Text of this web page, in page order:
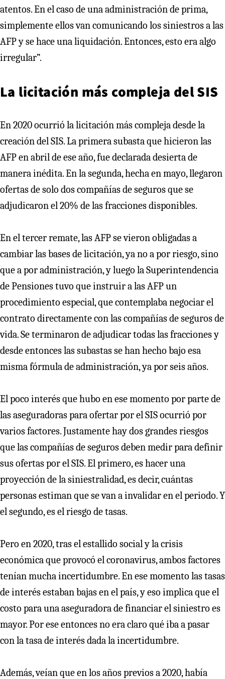
atentos. En el caso de una administración de prima,
simplemente ellos van comunicando los siniestros a las
AFP y se hace una liquidación. Entonces, esto era algo
irregular”.
La licitación más compleja del SIS
En 2020 ocurrió la licitación más compleja desde la
creación del SIS. La primera subasta que hicieron las
AFP en abril de ese año, fue declarada desierta de
manera inédita. En la segunda, hecha en mayo, llegaron
ofertas de solo dos compañías de seguros que se
adjudicaron el 20% de las fracciones disponibles.
En el tercer remate, las AFP se vieron obligadas a
cambiar las bases de licitación, ya no a por riesgo, sino
que a por administración, y luego la Superintendencia
de Pensiones tuvo que instruir a las AFP un
procedimiento especial, que contemplaba negociar el
contrato directamente con las compañías de seguros de
vida. Se terminaron de adjudicar todas las fracciones y
desde entonces las subastas se han hecho bajo esa
misma fórmula de administración, ya por seis años.
El poco interés que hubo en ese momento por parte de
las aseguradoras para ofertar por el SIS ocurrió por
varios factores. Justamente hay dos grandes riesgos
que las compañías de seguros deben medir para definir
sus ofertas por el SIS. El primero, es hacer una
proyección de la siniestralidad, es decir, cuántas
personas estiman que se van a invalidar en el periodo. Y
el segundo, es el riesgo de tasas.
Pero en 2020, tras el estallido social y la crisis
económica que provocó el coronavirus, ambos factores
tenían mucha incertidumbre. En ese momento las tasas
de interés estaban bajas en el país, y eso implica que el
costo para una aseguradora de financiar el siniestro es
mayor. Por ese entonces no era claro qué iba a pasar
con la tasa de interés dada la incertidumbre.
Además, veían que en los años previos a 2020, había